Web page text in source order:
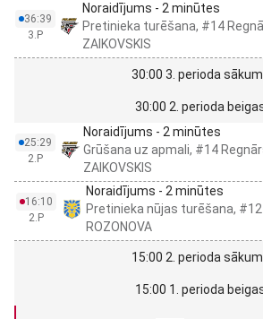
36:39
3.P
Noraidījums - 2 minūtes
Pretinieka turēšana, #14
ZAIKOVSKIS
30:00 3. perioda
30:00 2. perioda
25:29
2.P
Noraidījums - 2 minūtes
Grūšana uz apmali, #14
ZAIKOVSKIS
16:10
2.P
Noraidījums - 2 minūtes
Pretinieka nūjas turēšana,
ROZONOVA
15:00 2. perioda
15:00 1. perioda